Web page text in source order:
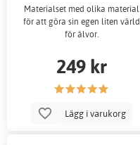
Materialset med olika material
för att göra sin egen liten värld
för älvor.
249 kr
Lägg i varukorg